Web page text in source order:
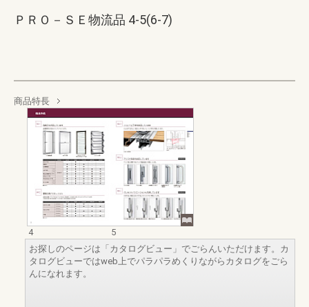
ＰＲＯ－ＳＥ物流品 4-5(6-7)
商品特長
4
5
お探しのページは「カタログビュー」でごらんいただけます。カ
タログビューではweb上でパラパラめくりながらカタログをごら
んになれます。